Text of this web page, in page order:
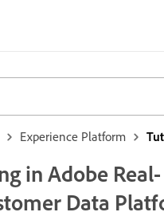
Experience Platform
in Adobe Real-
Data